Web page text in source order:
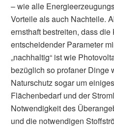
– wie alle
Vorteile als auch Nachteile.
ernsthaft bestreiten, dass
entscheidender Parameter
„nachhaltig“ ist wie
bezüglich so profaner Dinge
Naturschutz sogar um
Flächenbedarf und der
Notwendigkeit des
und die notwendigen